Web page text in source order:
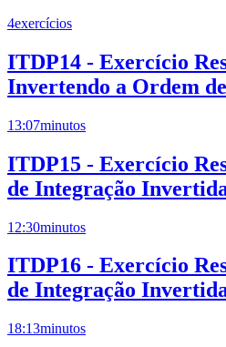
4exercícios
ITDP14 - Exercício
Invertendo a Ordem
13:07minutos
ITDP15 - Exercício
de Integração
12:30minutos
ITDP16 - Exercício
de Integração
18:13minutos